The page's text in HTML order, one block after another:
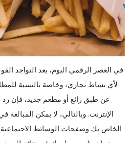
في العصر الرقمي اليوم، يعد التواجد
لأي نشاط تجاري، وخاصة بالنسبة
عن طبق رائع أو مطعم جديد، فإن رد
الإنترنت. وبالتالي، لا يمكن
الخاص بك وصفحات الوسائط